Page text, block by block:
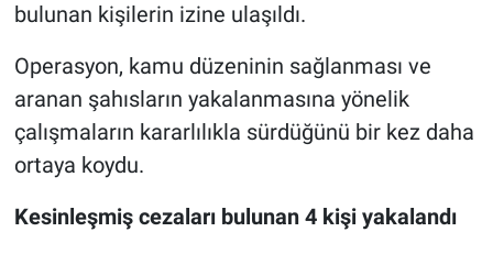
bulunan kişilerin izine ulaşıldı.
Operasyon, kamu düzeninin sağlanması ve
aranan şahısların yakalanmasına yönelik
çalışmaların kararlılıkla sürdüğünü bir kez daha
ortaya koydu.
Kesinleşmiş cezaları bulunan 4 kişi yakalandı